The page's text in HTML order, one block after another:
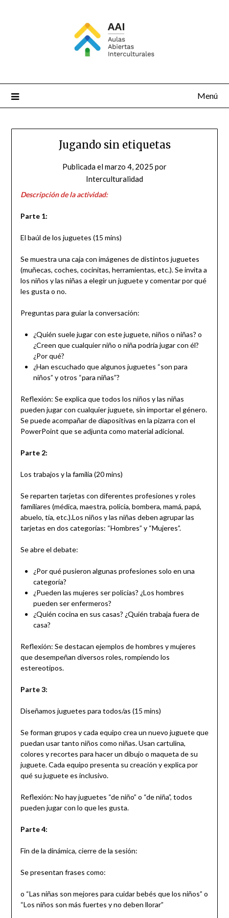
Menú
Jugando sin etiquetas
Publicada elmarzo 4, 2025 por
Interculturalidad
Descripción de la actividad:
Parte 1:
El baúl de los juguetes (15 mins)
Se muestra una caja con imágenes de distintos juguetes
(muñecas, coches, cocinitas, herramientas, etc.). Se invita a
los niños y las niñas a elegir un juguete y comentar por qué
les gusta o no.
Preguntas para guiar la conversación:
¿Quién suele jugar con este juguete, niños o niñas? o
¿Creen que cualquier niño o niña podría jugar con él?
¿Por qué?
¿Han escuchado que algunos juguetes “son para
niños” y otros “para niñas”?
Reflexión: Se explica que todos los niños y las niñas
pueden jugar con cualquier juguete, sin importar el género.
Se puede acompañar de diapositivas en la pizarra con el
PowerPoint que se adjunta como material adicional.
Parte 2:
Los trabajos y la familia (20 mins)
Se reparten tarjetas con diferentes profesiones y roles
familiares (médica, maestra, policía, bombera, mamá, papá,
abuelo, tía, etc.).Los niños y las niñas deben agrupar las
tarjetas en dos categorías: “Hombres” y “Mujeres”.
Se abre el debate:
¿Por qué pusieron algunas profesiones solo en una
categoría?
¿Pueden las mujeres ser policías? ¿Los hombres
pueden ser enfermeros?
¿Quién cocina en sus casas? ¿Quién trabaja fuera de
casa?
Reflexión: Se destacan ejemplos de hombres y mujeres
que desempeñan diversos roles, rompiendo los
estereotipos.
Parte 3:
Diseñamos juguetes para todos/as (15 mins)
Se forman grupos y cada equipo crea un nuevo juguete que
puedan usar tanto niños como niñas. Usan cartulina,
colores y recortes para hacer un dibujo o maqueta de su
juguete. Cada equipo presenta su creación y explica por
qué su juguete es inclusivo.
Reflexión: No hay juguetes “de niño” o “de niña”, todos
pueden jugar con lo que les gusta.
Parte 4:
Fin de la dinámica, cierre de la sesión:
Se presentan frases como:
o “Las niñas son mejores para cuidar bebés que los niños” o
“Los niños son más fuertes y no deben llorar”